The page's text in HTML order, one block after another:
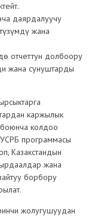
даярдалуучу
жана
отчеттун долбоору
жана сунуштарды
каржылык
колдоо
программасы
Казакстандын
жана
борбору
жолугушуудан